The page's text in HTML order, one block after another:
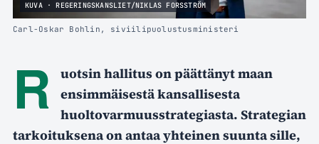
KUVA · REGERINGSKANSLIET/NIKLAS FORSSTRÖM
Carl-Oskar Bohlin, siviilipuolustusministeri
R
uotsin hallitus on päättänyt maan
ensimmäisestä kansallisesta
huoltovarmuusstrategiasta. Strategian
tarkoituksena on antaa yhteinen suunta sille,